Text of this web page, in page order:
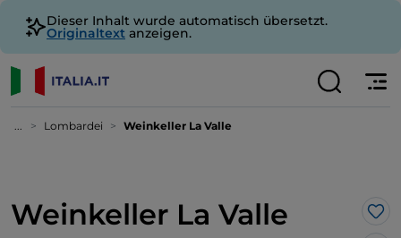
Dieser Inhalt wurde automatisch übersetzt.
Originaltext anzeigen.
... Lombardei Weinkeller La Valle
Weinkeller La Valle